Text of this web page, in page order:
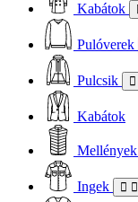
Kabátok
Pulóverek
Pulcsik
Kabátok
Mellények
Ingek